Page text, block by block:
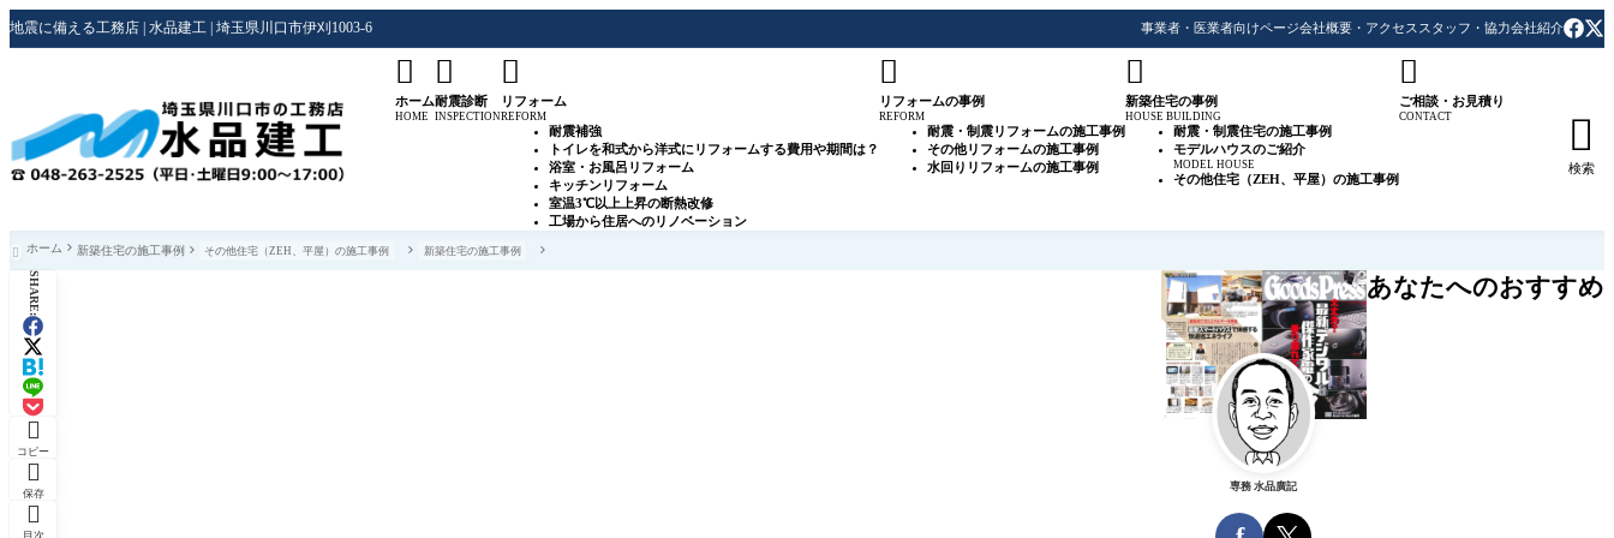
地震に備える工務店 | 水品建工 | 埼玉県川口市伊刈1003-6 事業者・医業者向けページ会社概要・アクセス スタッフ・協力会社紹介

ホーム
HOME

耐震診断
INSPECTION

リフォーム
REFORM
耐震補強
トイレを和式から洋式にリフォームする費用や期間は？
浴室・お風呂リフォーム
キッチンリフォーム
室温3℃以上上昇の断熱改修
工場から住居へのリノベーション

リフォームの事例
REFORM
耐震・制震リフォームの施工事例
その他リフォームの施工事例
水回りリフォームの施工事例

新築住宅の事例
HOUSE BUILDING
耐震・制震住宅の施工事例
モデルハウスのご紹介
MODEL HOUSE
その他住宅（ZEH、平屋）の施工事例

ご相談・お見積り
CONTACT 
検索
 ホーム 新築住宅の施工事例 その他住宅（ZEH、平屋）の施工事例 新築住宅の施工事例
SHARE:

コピー

保存

専務 水品廣記
あなたへのおすすめ